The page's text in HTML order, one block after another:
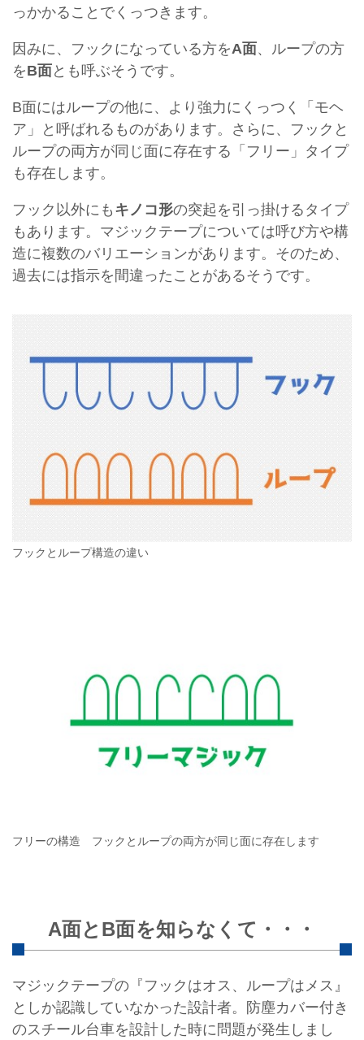
っかかることでくっつきます。
因みに、フックになっている方をA面、ループの方
をB面 とも呼ぶそうです。
B面にはループの他に、より強力にくっつく「モヘ
ア」と呼ばれるものがあります。さらに、フックと
ループの両方が同じ面に存在する「フリー」タイプ
も存在します。
フック以外にも キノコ形の突起を引っ掛けるタイプ
もあります。マジックテープについては呼び方や構
造に複数のバリエーションがあります。そのため、
過去には指示を間違ったことがあるそうです。
フックとループ構造の違い
フリーの構造 フックとループの両方が同じ面に存在します
A面とB面を知らなくて・・・
マジックテープの『フックはオス、ループはメス』
としか認識していなかった設計者。防塵カバー付き
のスチール台車を設計した時に問題が発生しまし